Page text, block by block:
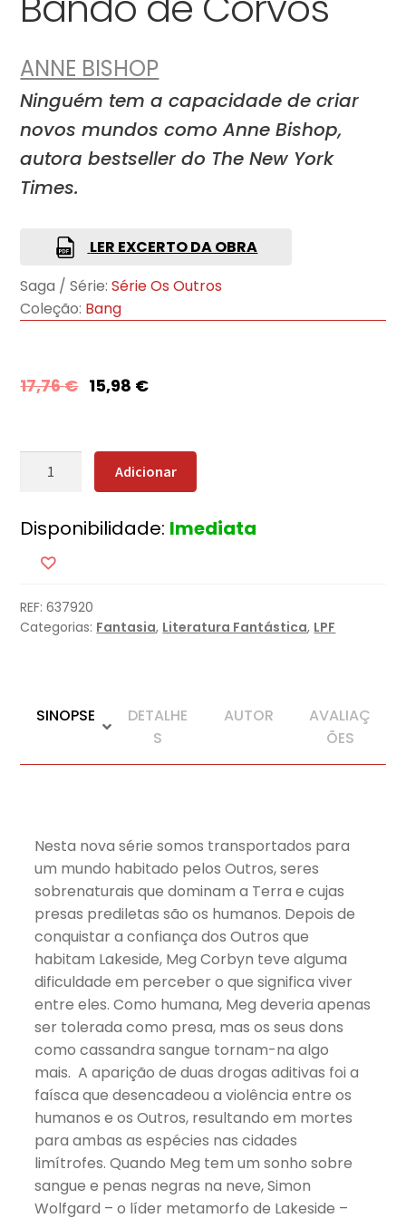
ANNE BISHOP
Ninguém tem a capacidade de criar
novos mundos como Anne Bishop,
autora bestseller do The New York
Times.
LER EXCERTO DA OBRA
Saga / Série: Série Os Outros
Coleção: Bang
17,76€ 15,98 €
Quantidade
de
Corvos
Adicionar
Disponibilidade: Imediata
REF:637920
Categorias: Fantasia, Literatura Fantástica, LPF
SINOPSE
DETALHE
S
AUTOR
AVALIAÇ
ÕES
Nesta nova série somos transportados para
um mundo habitado pelos Outros, seres
sobrenaturais que dominam a Terra e cujas
presas prediletas são os humanos. Depois de
conquistar a confiança dos Outros que
habitam Lakeside, Meg Corbyn teve alguma
dificuldade em perceber o que significa viver
entre eles. Como humana, Meg deveria apenas
ser tolerada como presa, mas os seus dons
como cassandra sangue tornam-na algo
mais. A aparição de duas drogas aditivas foi a
faísca que desencadeou a violência entre os
humanos e os Outros, resultando em mortes
para ambas as espécies nas cidades
limítrofes. Quando Meg tem um sonho sobre
sangue e penas negras na neve, Simon
Wolfgard – o líder metamorfo de Lakeside –